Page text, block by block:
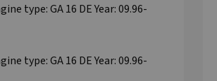
type: GA 16 DE Year: 09.96-
type: GA 16 DE Year: 09.96-